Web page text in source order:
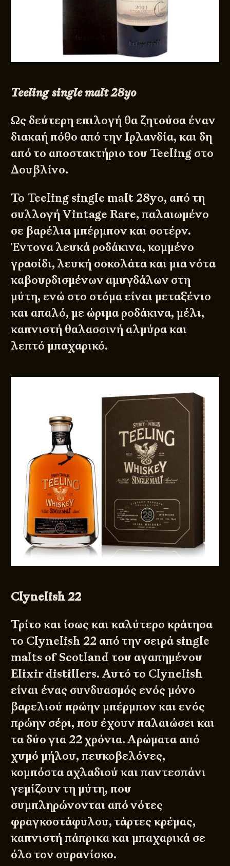
Teeling single malt 28yo
Ως δεύτερη επιλογή θα ζητούσα έναν
διακαή πόθο από την Ιρλανδία, και δη
από το αποστακτήριο του Teeling στο
Δουβλίνο.
Το Teeling single malt 28yo, από τη
συλλογή Vintage Rare, παλαιωμένο
σε βαρέλια μπέρμπον και σοτέρν.
Έντονα λευκά ροδάκινα, κομμένο
γρασίδι, λευκή σοκολάτα και μια νότα
καβουρδισμένων αμυγδάλων στη
μύτη, ενώ στο στόμα είναι μεταξένιο
και απαλό, με ώριμα ροδάκινα, μέλι,
καπνιστή θαλασσινή αλμύρα και
λεπτό μπαχαρικό.
Clynelish 22
Τρίτο και ίσως και καλύτερο κράτησα
το Clynelish 22 από την σειρά single
malts of Scotland του αγαπημένου
Elixir distillers. Αυτό το Clynelish
είναι ένας συνδυασμός ενός μόνο
βαρελιού πρώην μπέρμπον και ενός
πρώην σέρι, που έχουν παλαιώσει και
τα δύο για 22 χρόνια. Αρώματα από
χυμό μήλου, πευκοβελόνες,
κομπόστα αχλαδιού και παντεσπάνι
γεμίζουν τη μύτη, που
συμπληρώνονται από νότες
φραγκοστάφυλου, τάρτες κρέμας,
καπνιστή πάπρικα και μπαχαρικά σε
όλο τον ουρανίσκο.
© 2011 - 2026
BITTERBOOZE
DESIGNED BY
ATHENS